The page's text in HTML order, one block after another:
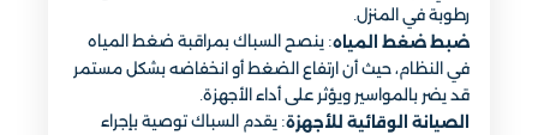
رطوبة في المنزل.
ضبط ضغط المياه: ينصح السباك بمراقبة ضغط المياه
في النظام، حيث أن ارتفاع الضغط أو انخفاضه بشكل مستمر
قد يضر بالمواسير ويؤثر على أداء الأجهزة.
الصيانة الوقائية للأجهزة: يقدم السباك توصية بإجراء